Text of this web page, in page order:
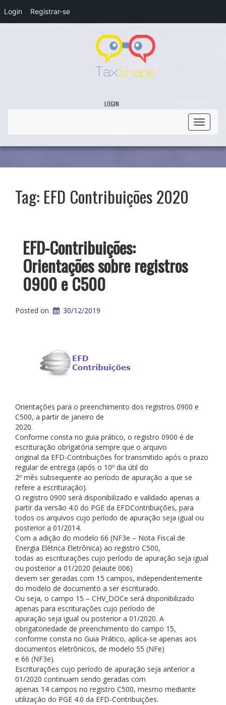
LOGIN
Toggle
Tag: EFD Contribuições 2020
EFD-Contribuições:
Orientações sobre registros
0900 e C500
Posted on 30/12/2019
Orientações para o preenchimento dos registros 0900 e
C500, a partir de janeiro de
2020.
Conforme consta no guia prático, o registro 0900 é de
escrituração obrigatória sempre que o arquivo
original da EFD-Contribuições for transmitido após o prazo
regular de entrega (após o 10º dia útil do
2º mês subsequente ao período de apuração a que se
refere a escrituração).
O registro 0900 será disponibilizado e validado apenas a
partir da versão 4.0 do PGE da EFDContribuições, para
todos os arquivos cujo período de apuração seja igual ou
posterior a 01/2014.
Com a adição do modelo 66 (NF3e – Nota Fiscal de
Energia Elétrica Eletrônica) ao registro C500,
todas as escriturações cujo período de apuração seja igual
ou posterior a 01/2020 (leiaute 006)
devem ser geradas com 15 campos, independentemente
do modelo de documento a ser escriturado.
Ou seja, o campo 15 – CHV_DOCe será disponibilizado
apenas para escriturações cujo período de
apuração seja igual ou posterior a 01/2020. A
obrigatoriedade de preenchimento do campo 15,
conforme consta no Guia Prático, aplica-se apenas aos
documentos eletrônicos, de modelo 55 (NFe)
e 66 (NF3e).
Escriturações cujo período de apuração seja anterior a
01/2020 continuam sendo geradas com
apenas 14 campos no registro C500, mesmo mediante
utilização do PGE 4.0 da EFD-Contribuições.
Login Registrar-se